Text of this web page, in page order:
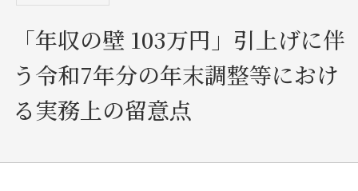
「年収の壁 103万円」引上げに伴
う令和7年分の年末調整等におけ
る実務上の留意点